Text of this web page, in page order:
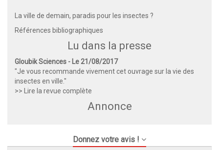
La ville de demain, paradis pour les insectes ?
Références bibliographiques
Lu dans la presse
Gloubik Sciences - Le 21/08/2017
"Je vous recommande vivement cet ouvrage sur la vie des
insectes en ville."
>> Lire la revue complète
Annonce
Donnez votre avis !